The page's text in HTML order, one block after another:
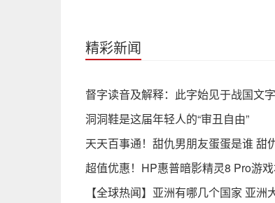
精彩新闻
督字读音及解释：此字始见于战国文
洞洞鞋是这届年轻人的“审丑自由”
天天百事通！甜仇男朋友蛋蛋是谁 甜
超值优惠！HP惠普暗影精灵8 Pro游
【全球热闻】亚洲有哪几个国家 亚